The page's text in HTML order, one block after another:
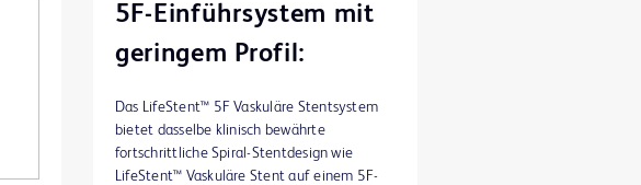
5F-Einführsystem mit
geringem Profil:
Das LifeStent™ 5F Vaskuläre Stentsystem
bietet dasselbe klinisch bewährte
fortschrittliche Spiral-Stentdesign wie
LifeStent™ Vaskuläre Stent auf einem 5F-